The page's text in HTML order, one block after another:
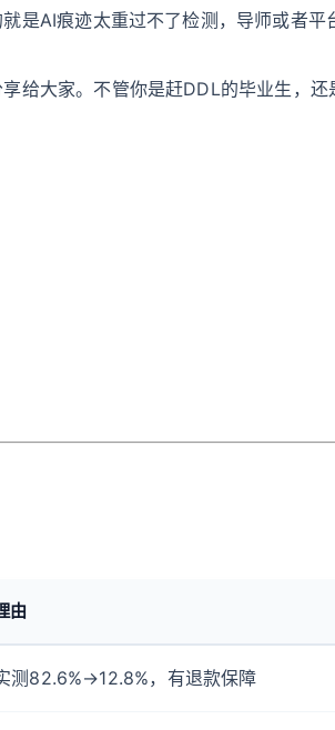
是AI痕迹太重过不了检测，导师或者平
给大家。不管你是赶DDL的毕业生，还
由
测82.6%→12.8%，有退款保障